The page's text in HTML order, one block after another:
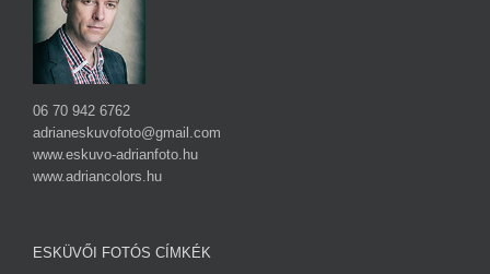
06 70 942 6762
adrianeskuvofoto@gmail.com
www.eskuvo-adrianfoto.hu
www.adriancolors.hu
ESKÜVŐI FOTÓS CÍMKÉK